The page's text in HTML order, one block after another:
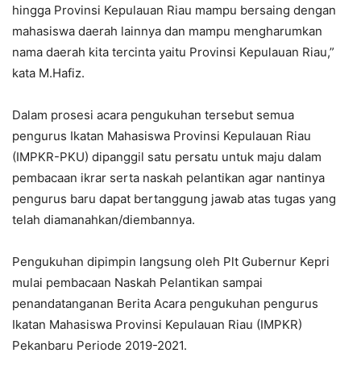
hingga Provinsi Kepulauan Riau mampu bersaing dengan
mahasiswa daerah lainnya dan mampu mengharumkan
nama daerah kita tercinta yaitu Provinsi Kepulauan Riau,”
kata M.Hafiz.
Dalam prosesi acara pengukuhan tersebut semua
pengurus Ikatan Mahasiswa Provinsi Kepulauan Riau
(IMPKR-PKU) dipanggil satu persatu untuk maju dalam
pembacaan ikrar serta naskah pelantikan agar nantinya
pengurus baru dapat bertanggung jawab atas tugas yang
telah diamanahkan/diembannya.
Pengukuhan dipimpin langsung oleh Plt Gubernur Kepri
mulai pembacaan Naskah Pelantikan sampai
penandatanganan Berita Acara pengukuhan pengurus
Ikatan Mahasiswa Provinsi Kepulauan Riau (IMPKR)
Pekanbaru Periode 2019-2021.